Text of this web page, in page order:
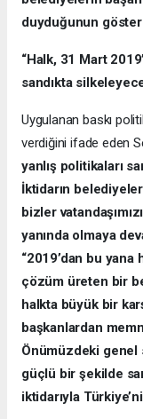
duyduğunun
“Halk, 31 Mart
sandıkta
Uygulanan baskı
verdiğini ifade eden
yanlış politikaları
İktidarın
bizler
yanında olmaya
“2019’dan bu yana
çözüm üreten bir
halkta büyük bir
başkanlardan
Önümüzdeki genel
güçlü bir şekilde
iktidarıyla